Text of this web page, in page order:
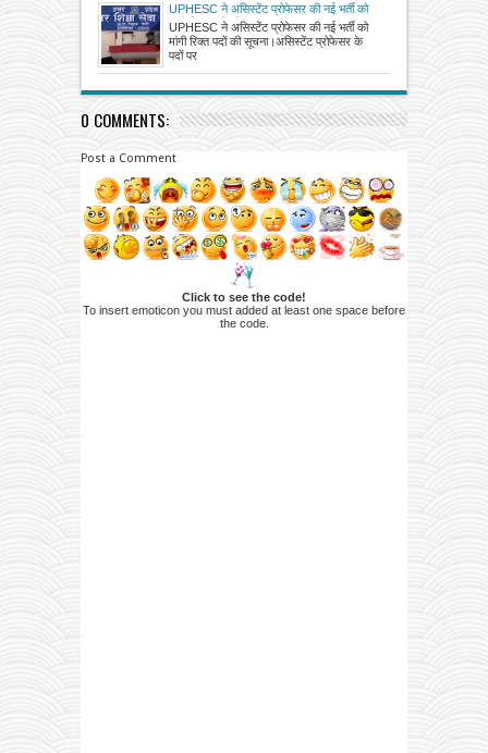
UPHESC ने असिस्टेंट प्रोफेसर की नई भर्ती को
मांगी रिक्त पदों की सूचना
UPHESC ने असिस्टेंट प्रोफेसर की नई भर्ती को
मांगी रिक्त पदों की सूचना।असिस्टेंट प्रोफेसर के
पदों पर
0 COMMENTS:
Post a Comment
Click to see the code!
To insert emoticon you must added at least one space before
the code.